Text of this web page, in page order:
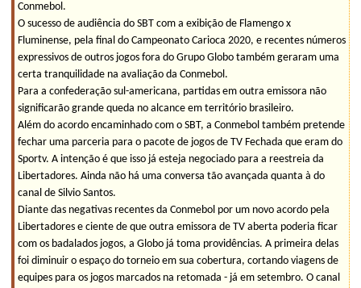
Conmebol.
O sucesso de audiência do SBT com a exibição de Flamengo x
Fluminense, pela final do Campeonato Carioca 2020, e recentes números
expressivos de outros jogos fora do Grupo Globo também geraram uma
certa tranquilidade na avaliação da Conmebol.
Para a confederação sul-americana, partidas em outra emissora não
significarão grande queda no alcance em território brasileiro.
Além do acordo encaminhado com o SBT, a Conmebol também pretende
fechar uma parceria para o pacote de jogos de TV Fechada que eram do
Sportv. A intenção é que isso já esteja negociado para a reestreia da
Libertadores. Ainda não há uma conversa tão avançada quanta à do
canal de Silvio Santos.
Diante das negativas recentes da Conmebol por um novo acordo pela
Libertadores e ciente de que outra emissora de TV aberta poderia ficar
com os badalados jogos, a Globo já toma providências. A primeira delas
foi diminuir o espaço do torneio em sua cobertura, cortando viagens de
equipes para os jogos marcados na retomada - já em setembro. O canal